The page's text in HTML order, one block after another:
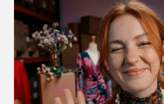
10 Types of Videos You
Kling 3.0 Motion Control
Discover 10 video types you
Kling 3.0 Motion Control on
marketing to storytelling with
consistent motion and
March 20, 2026